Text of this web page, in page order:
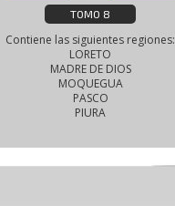
TOMO 8
Contiene las siguientes regiones:
LORETO
MADRE DE DIOS
MOQUEGUA
PASCO
PIURA